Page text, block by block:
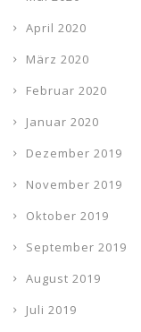
April 2020
März 2020
Februar 2020
Januar 2020
Dezember 2019
November 2019
Oktober 2019
September 2019
August 2019
Juli 2019